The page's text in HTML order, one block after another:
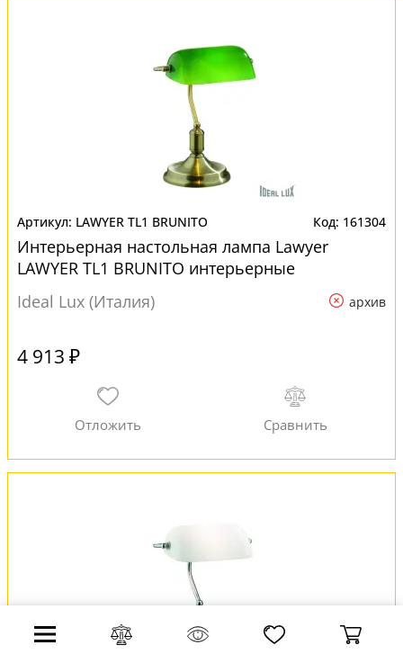
LAWYER TL1 BRUNITO 161304
Интерьерная настольная лампа Lawyer
LAWYER TL1 BRUNITO интерьерные
Ideal Lux (Италия)
архив
4 913 ₽